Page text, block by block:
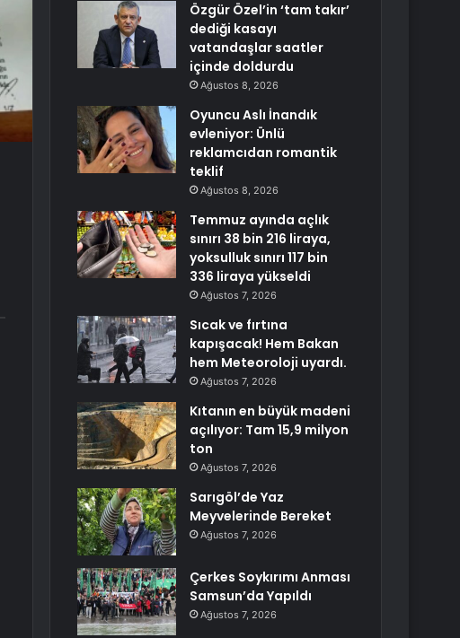
Özgür Özel’in ‘tam takır’
dediği kasayı
vatandaşlar saatler
içinde doldurdu
Ağustos 8, 2026
Oyuncu Aslı İnandık
evleniyor: Ünlü
reklamcıdan romantik
teklif
Ağustos 8, 2026
Temmuz ayında açlık
sınırı 38 bin 216 liraya,
yoksulluk sınırı 117 bin
336 liraya yükseldi
Ağustos 7, 2026
Sıcak ve fırtına
kapışacak! Hem Bakan
hem Meteoroloji uyardı.
Ağustos 7, 2026
Kıtanın en büyük madeni
açılıyor: Tam 15,9 milyon
ton
Ağustos 7, 2026
Sarıgöl’de Yaz
Meyvelerinde Bereket
Ağustos 7, 2026
Çerkes Soykırımı Anması
Samsun’da Yapıldı
Ağustos 7, 2026